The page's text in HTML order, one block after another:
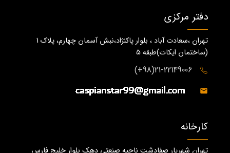
دفتر مرکزی
تهران ،سعادت آباد ، بلوار پاکنژاد،نبش آسمان چهارم، پلاک 1
(ساختمان ايكات)طبقه ٥
21-22149006(98+)
کارخانه